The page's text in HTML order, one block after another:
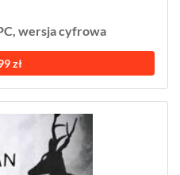
wersja cyfrowa
zł